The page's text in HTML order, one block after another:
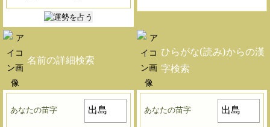
名前の詳細検索
あなたの苗字
ひらがな(読み)からの漢
字検索
あなたの苗字